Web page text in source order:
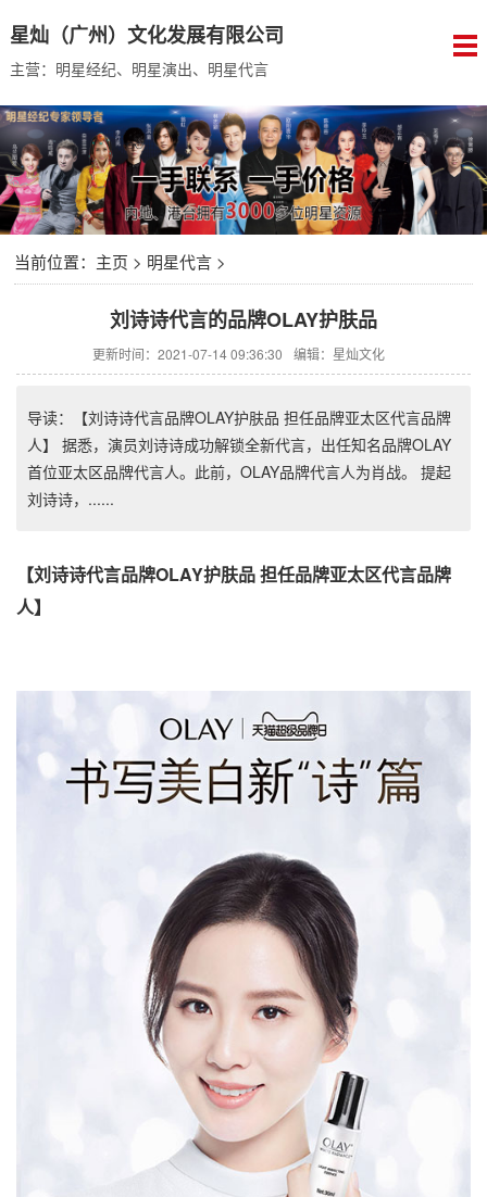
星灿（广州）文化发展有限公司
主营：明星经纪、明星演出、明星代言
当前位置： 主页 > 明星代言>
刘诗诗代言的品牌OLAY护肤品
更新时间：2021-07-14 09:36:30 编辑：星灿文化
导读：【刘诗诗代言品牌OLAY护肤品 担任品牌亚太区代言品牌
人】 据悉，演员刘诗诗成功解锁全新代言，出任知名品牌OLAY
首位亚太区品牌代言人。此前，OLAY品牌代言人为肖战。 提起
刘诗诗，......
【刘诗诗代言品牌OLAY护肤品 担任品牌亚太区代言品牌
人】